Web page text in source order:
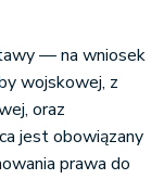
— na wniosek
wojskowej, z
oraz
jest obowiązany
prawa do